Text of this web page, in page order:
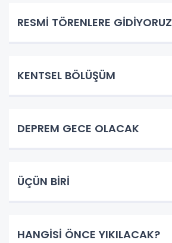
RESMİ TÖRENLERE GİDİYORUZ
KENTSEL BÖLÜŞÜM
DEPREM GECE OLACAK
ÜÇÜN BİRİ
HANGİSİ ÖNCE YIKILACAK?